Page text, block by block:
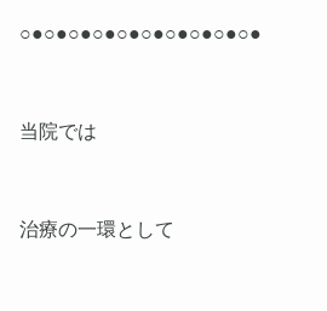
○●○●○●○●○●○●○●○●○●○●
当院では
治療の一環として